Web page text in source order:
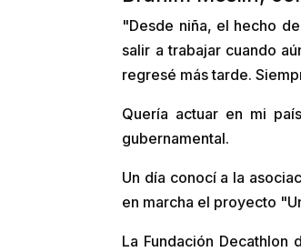
"Desde niña, el hecho
salir a trabajar cuando
regresé más tarde.
Quería actuar en mi
gubernamental.
Un día conocí a la
en marcha el proyecto
La Fundación